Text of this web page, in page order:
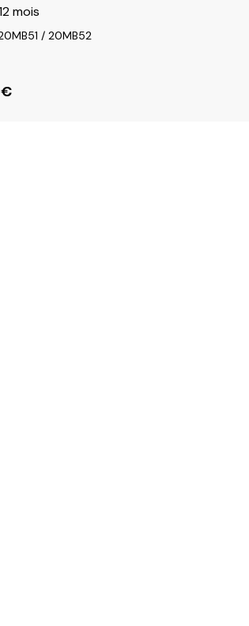
mois
/ 20MB52
€